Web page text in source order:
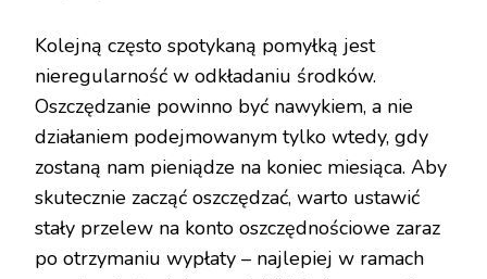
Kolejną często spotykaną pomyłką jest
nieregularność w odkładaniu środków.
Oszczędzanie powinno być nawykiem, a nie
działaniem podejmowanym tylko wtedy, gdy
zostaną nam pieniądze na koniec miesiąca. Aby
skutecznie zacząć oszczędzać, warto ustawić
stały przelew na konto oszczędnościowe zaraz
po otrzymaniu wypłaty – najlepiej w ramach